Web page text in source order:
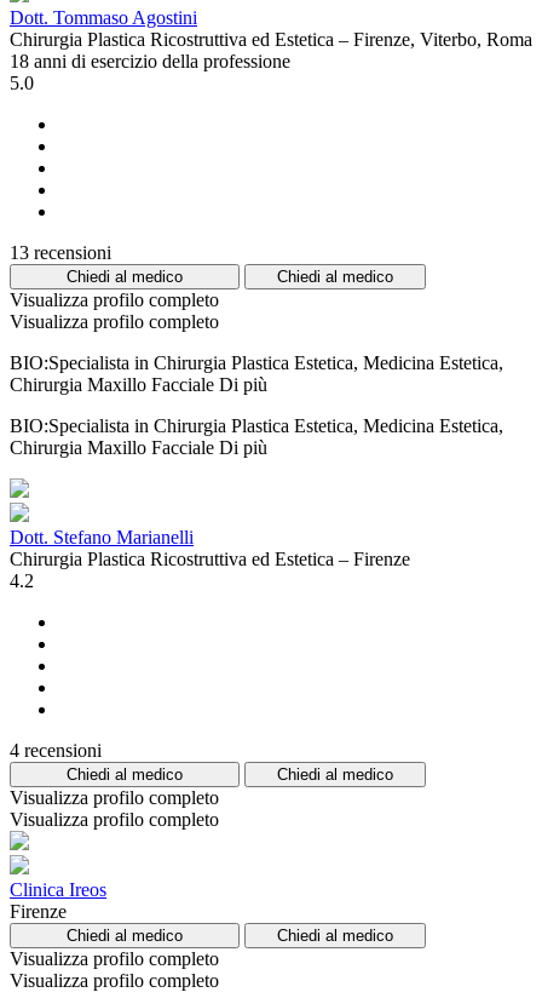
Dott. Tommaso Agostini
Chirurgia Plastica Ricostruttiva ed Estetica – Firenze, Viterbo, Roma
18 anni di esercizio della professione
5.0
13 recensioni
Chiedi al medico Chiedi al medico
Visualizza profilo completo
Visualizza profilo completo
BIO:Specialista in Chirurgia Plastica Estetica, Medicina Estetica,
Chirurgia Maxillo Facciale Di più
BIO:Specialista in Chirurgia Plastica Estetica, Medicina Estetica,
Chirurgia Maxillo Facciale Di più
Dott. Stefano Marianelli
Chirurgia Plastica Ricostruttiva ed Estetica – Firenze
4.2
4 recensioni
Chiedi al medico Chiedi al medico
Visualizza profilo completo
Visualizza profilo completo
Clinica Ireos
Firenze
Chiedi al medico Chiedi al medico
Visualizza profilo completo
Visualizza profilo completo